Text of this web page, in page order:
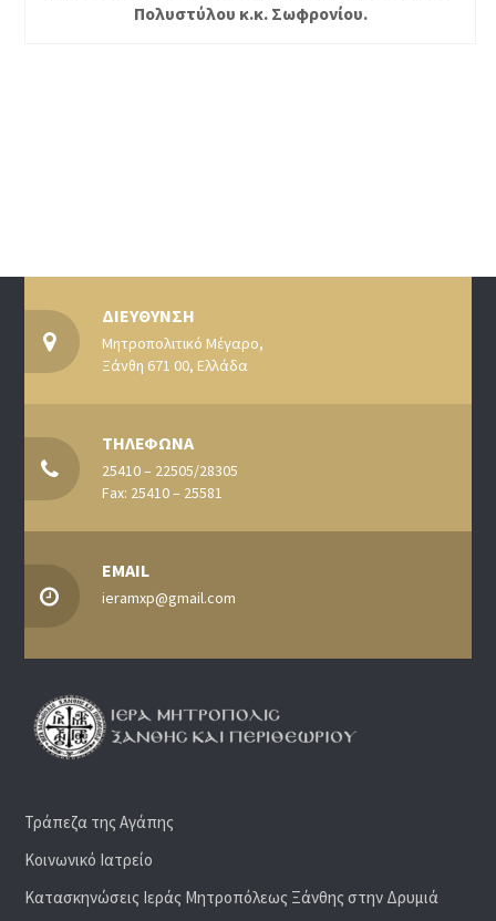
Πολυστύλου κ.κ. Σωφρονίου.
ΔΙΕΥΘΥΝΣΗ
Μητροπολιτικό Μέγαρο,
Ξάνθη 671 00, Ελλάδα
ΤΗΛΕΦΩΝΑ
25410 – 22505/28305
Fax: 25410 – 25581
EMAIL
ieramxp@gmail.com
Τράπεζα της Αγάπης
Κοινωνικό Ιατρείο
Κατασκηνώσεις Ιεράς Μητροπόλεως Ξάνθης στην Δρυμιά